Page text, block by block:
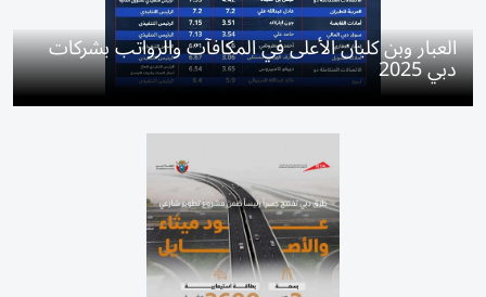
العبار وبن كلبان الأعلى في المكافآت والرواتب بشركات
دبي 2025